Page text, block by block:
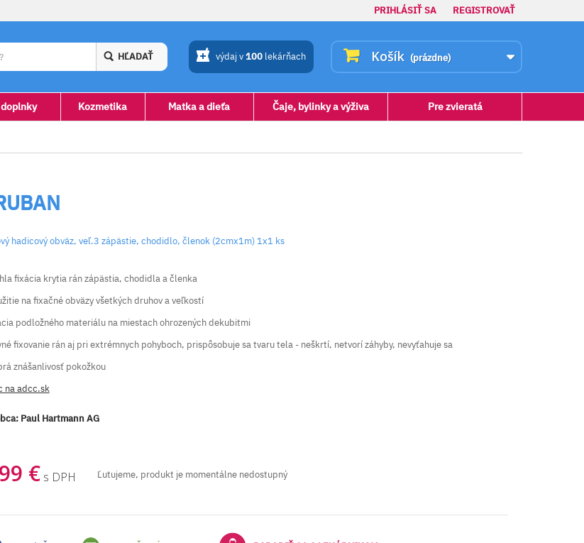
PRIHLÁSIŤ SA REGISTROVAŤ
Košík (prázdne)
HĽADAŤ výdaj v100 lekárňach
Kozmetika Matka a dieťa Čaje, bylinky a výživa Pre zvieratá
hadicový obväz, veľ.3 zápästie, chodidlo, členok (2cmx1m) 1x1 ks
fixácia krytia rán zápästia, chodidla a členka
na fixačné obväzy všetkých druhov a veľkostí
podložného materiálu na miestach ohrozených dekubitmi
fixovanie rán aj pri extrémnych pohyboch, prispôsobuje sa tvaru tela - neškrtí, netvorí záhyby, nevyťahuje sa
znášanlivosť pokožkou
na adcc.sk
Paul Hartmann AG
€ s DPH Ľutujeme, produkt je momentálne nedostupný